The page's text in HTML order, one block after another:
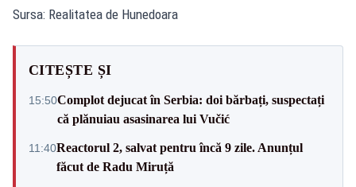
Sursa: Realitatea de Hunedoara
CITEȘTE ȘI
15:50Complot dejucat în Serbia: doi bărbați, suspectați
că plănuiau asasinarea lui Vučić
11:40Reactorul 2, salvat pentru încă 9 zile. Anunțul
făcut de Radu Miruță